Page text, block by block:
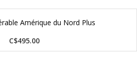
Amérique du Nord Plus
C$495.00